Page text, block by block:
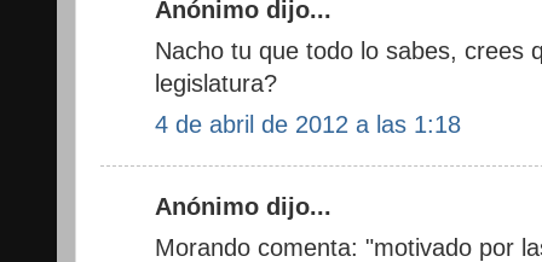
Anónimo dijo...
Nacho tu que todo lo sabes, crees
legislatura?
4 de abril de 2012 a las 1:18
Anónimo dijo...
Morando comenta: "motivado por